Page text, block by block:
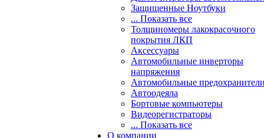
Защищенные Ноутбуки
... Показать все
Толщиномеры лакокрасочного
покрытия ЛКП
Аксессуары
Автомобильные инверторы
напряжения
Автомобильные
Автоодеяла
Бортовые компьютеры
Видеорегистраторы
... Показать все
О компании